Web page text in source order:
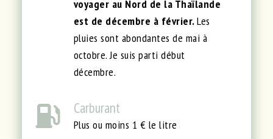
voyager au Nord de la Thaïlande
est de décembre à février.Les
pluies sont abondantes de mai à
octobre. Je suis parti début
décembre.
Carburant
Plus ou moins 1 € le litre